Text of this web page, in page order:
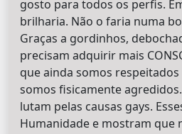
gosto para todos os perfis.
brilharia. Não o faria numa
Graças a gordinhos,
precisam adquirir mais
que ainda somos
somos fisicamente
lutam pelas causas gays.
Humanidade e mostram que